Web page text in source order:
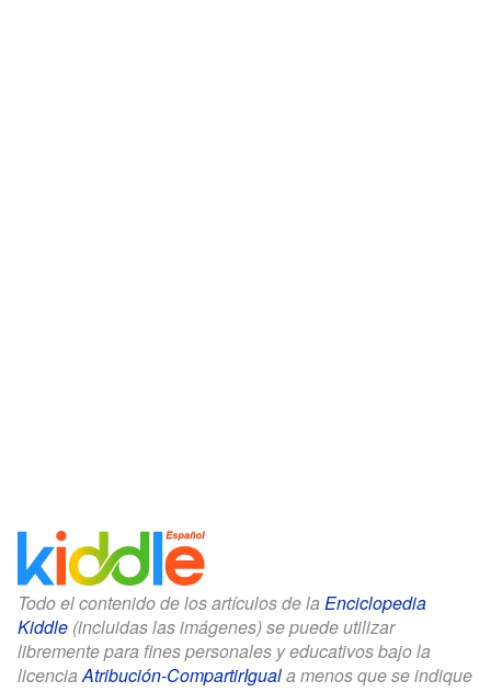
Todo el contenido de los artículos de la Enciclopedia
Kiddle (incluidas las imágenes) se puede utilizar
libremente para fines personales y educativos bajo la
licenciaAtribución-CompartirIguala menos que se indique